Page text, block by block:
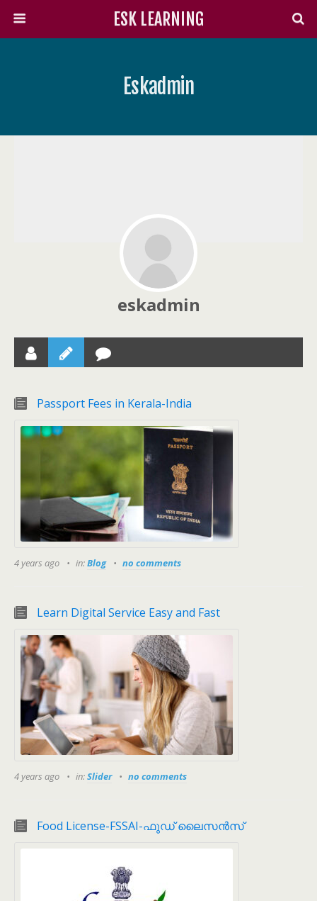
ESK LEARNING
Eskadmin
eskadmin
Passport Fees in Kerala-India
4 years ago in:Blog no comments
Learn Digital Service Easy and Fast
4 years ago in:Slider no comments
Food License-FSSAI-ഫുഡ് ലൈസന്‍സ്